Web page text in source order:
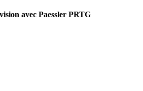
avec Paessler PRTG